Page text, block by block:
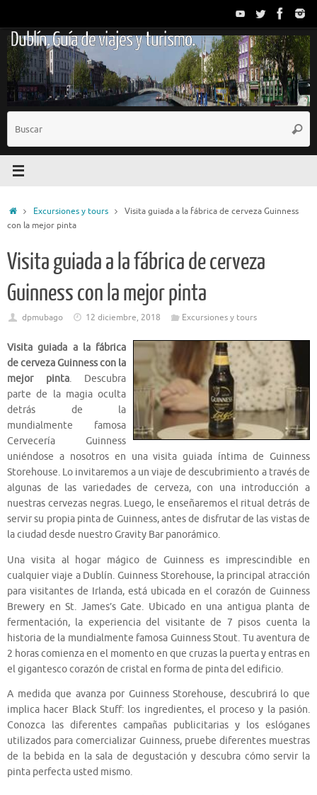
contenido
Dublín. Guía de viajes y turismo.
InicioExcursiones y tours
Visita guiada a la fábrica de cerveza Guinness
con la mejor pinta
Visita guiada a la fábrica de cerveza
Guinness con la mejor pinta
dpmubago 12 diciembre, 2018 Excursiones y tours
Visita guiada a la fábrica
de cerveza Guinness con la
mejor pinta. Descubra
parte de la magia oculta
detrás de la
mundialmente famosa
Cervecería Guinness
uniéndose a nosotros en una visita guiada íntima de Guinness
Storehouse. Lo invitaremos a un viaje de descubrimiento a través de
algunas de las variedades de cerveza, con una introducción a
nuestras cervezas negras. Luego, le enseñaremos el ritual detrás de
servir su propia pinta de Guinness, antes de disfrutar de las vistas de
la ciudad desde nuestro Gravity Bar panorámico.
Una visita al hogar mágico de Guinness es imprescindible en
cualquier viaje a Dublín. Guinness Storehouse, la principal atracción
para visitantes de Irlanda, está ubicada en el corazón de Guinness
Brewery en St. James’s Gate. Ubicado en una antigua planta de
fermentación, la experiencia del visitante de 7 pisos cuenta la
historia de la mundialmente famosa Guinness Stout. Tu aventura de
2 horas comienza en el momento en que cruzas la puerta y entras en
el gigantesco corazón de cristal en forma de pinta del edificio.
A medida que avanza por Guinness Storehouse, descubrirá lo que
implica hacer Black Stuff: los ingredientes, el proceso y la pasión.
Conozca las diferentes campañas publicitarias y los eslóganes
utilizados para comercializar Guinness, pruebe diferentes muestras
de la bebida en la sala de degustación y descubra cómo servir la
pinta perfecta usted mismo.